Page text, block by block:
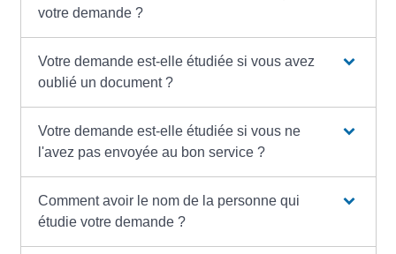
votre demande ?
Votre demande est-elle étudiée si vous avez
oublié un document ?
Votre demande est-elle étudiée si vous ne
l'avez pas envoyée au bon service ?
Comment avoir le nom de la personne qui
étudie votre demande ?